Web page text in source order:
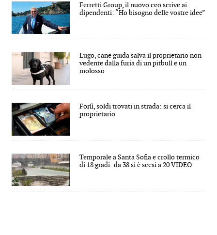
Ferretti Group, il nuovo ceo scrive ai
dipendenti: “Ho bisogno delle vostre idee”
Lugo, cane guida salva il proprietario non
vedente dalla furia di un pitbull e un
molosso
Forlì, soldi trovati in strada: si cerca il
proprietario
Temporale a Santa Sofia e crollo termico
di 18 gradi: da 38 si è scesi a 20 VIDEO